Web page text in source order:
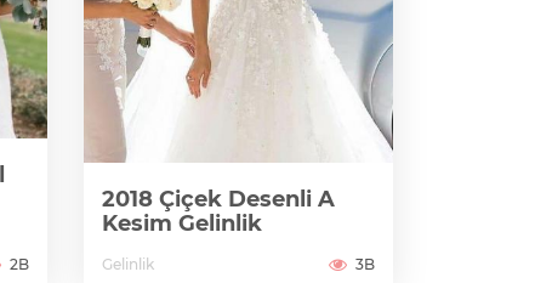
2B
2018 Çiçek Desenli A
Kesim Gelinlik
Gelinlik 3B